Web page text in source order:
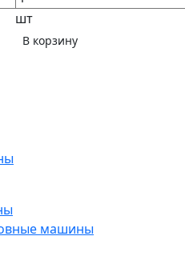
шт
В корзину
машины